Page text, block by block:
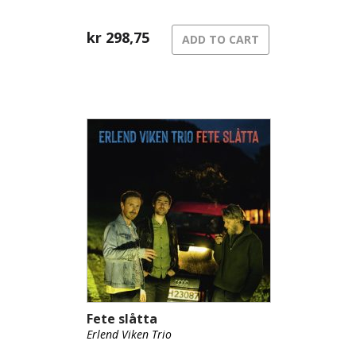
kr 298,75 ADD TO CART
Fete slåtta
Erlend Viken Trio